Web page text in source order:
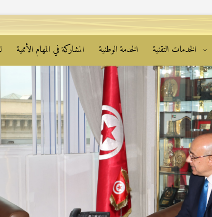
الخدمات التقنية الخدمة الوطنية المشاركة في المهام الأممية